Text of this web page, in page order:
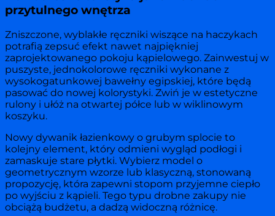
przytulnego wnętrza
Zniszczone, wyblakłe ręczniki wiszące na haczykach
potrafią zepsuć efekt nawet najpiękniej
zaprojektowanego pokoju kąpielowego. Zainwestuj w
puszyste, jednokolorowe ręczniki wykonane z
wysokogatunkowej bawełny egipskiej, które będą
pasować do nowej kolorystyki. Zwiń je w estetyczne
rulony i ułóż na otwartej półce lub w wiklinowym
koszyku.
Nowy dywanik łazienkowy o grubym splocie to
kolejny element, który odmieni wygląd podłogi i
zamaskuje stare płytki. Wybierz model o
geometrycznym wzorze lub klasyczną, stonowaną
propozycję, która zapewni stopom przyjemne ciepło
po wyjściu z kąpieli. Tego typu drobne zakupy nie
obciążą budżetu, a dadzą widoczną różnicę.